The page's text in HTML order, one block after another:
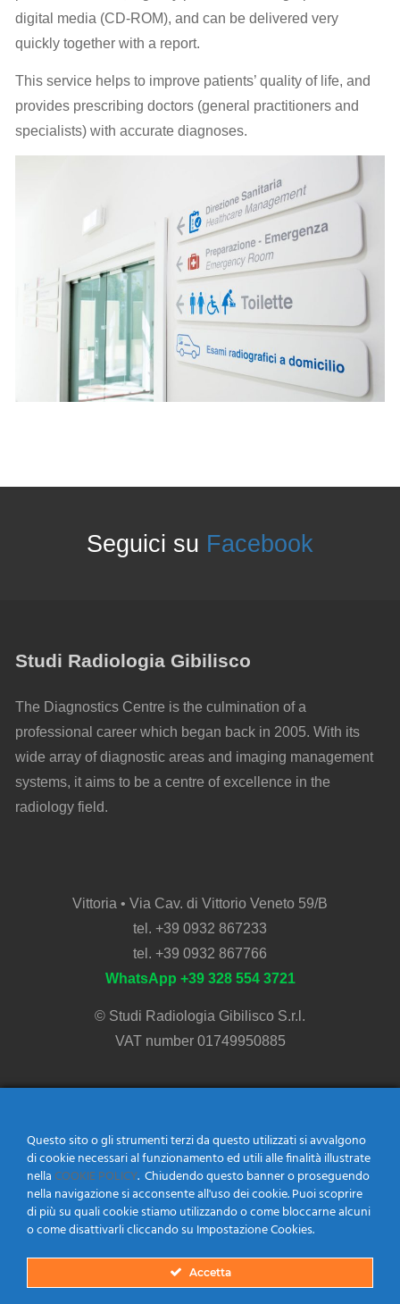
digital media (CD-ROM), and can be delivered very
quickly together with a report.
This service helps to improve patients’ quality of life, and
provides prescribing doctors (general practitioners and
specialists) with accurate diagnoses.
Seguici su Facebook
Studi Radiologia Gibilisco
The Diagnostics Centre is the culmination of a
professional career which began back in 2005. With its
wide array of diagnostic areas and imaging management
systems, it aims to be a centre of excellence in the
radiology field.
Vittoria • Via Cav. di Vittorio Veneto 59/B
tel. +39 0932 867233
tel. +39 0932 867766
WhatsApp +39 328 554 3721
© Studi Radiologia Gibilisco S.r.l.
VAT number 01749950885
Diagnostic Areas
Clinical Ultrasound
General Radiology
MOC – Bone Densitometry
Questo sito o gli strumenti terzi da questo utilizzati si avvalgono
di cookie necessari al funzionamento ed utili alle finalità illustrate
nellaCOOKIE POLICY. Chiudendo questo banner o proseguendo
nella navigazione si acconsente all'uso dei cookie. Puoi scoprire
di più su quali cookie stiamo utilizzando o come bloccarne alcuni
o come disattivarli cliccando su Impostazione Cookies.
Accetta